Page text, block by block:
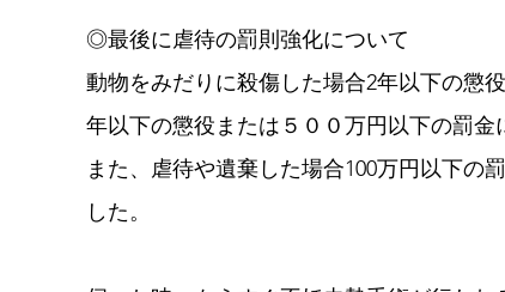
◎最後に虐待の罰則強化について
動物をみだりに殺傷した場合2年以下の懲
年以下の懲役または５００万円以下の罰金
また、虐待や遺棄した場合100万円以下の
した。